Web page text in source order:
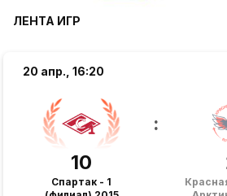
ЛЕНТА ИГР
20 апр., 16:20
10
Спартак - 1
: